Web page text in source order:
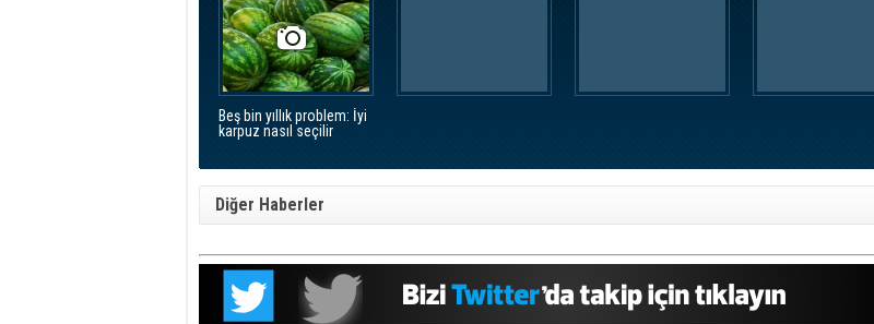
Beş bin yıllık problem: İyi
karpuz nasıl seçilir
Diğer Haberler